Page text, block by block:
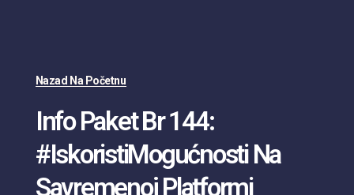
Nazad Na Početnu
Info Paket Br 144:
#IskoristiMogućnosti Na
Savremenoj Platformi